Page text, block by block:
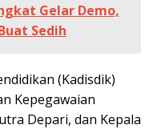
Gelar Demo,
Sedih
(Kadisdik)
Kepegawaian
Depari, dan Kepala